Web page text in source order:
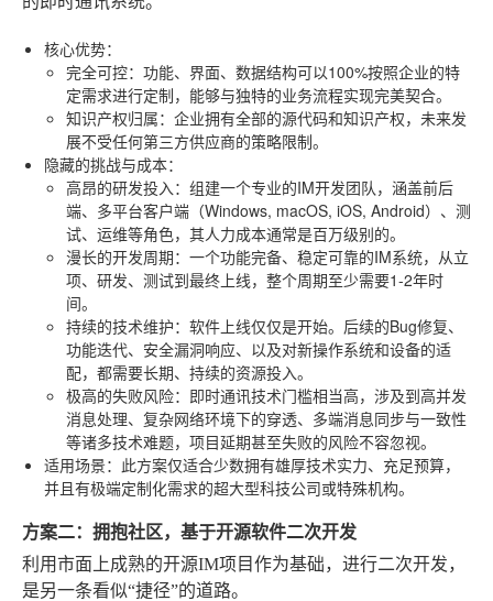
核心优势：
完全可控：功能、界面、数据结构可以100%按照企业的特
定需求进行定制，能够与独特的业务流程实现完美契合。
知识产权归属：企业拥有全部的源代码和知识产权，未来发
展不受任何第三方供应商的策略限制。
隐藏的挑战与成本：
高昂的研发投入 ：组建一个专业的IM开发团队，涵盖前后
端、多平台客户端（Windows, macOS, iOS, Android）、测
试、运维等角色，其人力成本通常是百万级别的。
漫长的开发周期：一个功能完备、稳定可靠的IM系统，从立
项、研发、测试到最终上线，整个周期至少需要1-2年时
间。
持续的技术维护：软件上线仅仅是开始。后续的Bug修复、
功能迭代、安全漏洞响应、以及对新操作系统和设备的适
配，都需要长期、持续的资源投入。
极高的失败风险：即时通讯技术门槛相当高，涉及到高并发
消息处理、复杂网络环境下的穿透、多端消息同步与一致性
等诸多技术难题，项目延期甚至失败的风险不容忽视。
适用场景：此方案仅适合少数拥有雄厚技术实力、充足预算，
并且有极端定制化需求的超大型科技公司或特殊机构。
方案二：拥抱社区，基于开源软件二次开发
利用市面上成熟的开源IM项目作为基础，进行二次开发，
是另一条看似“捷径”的道路。